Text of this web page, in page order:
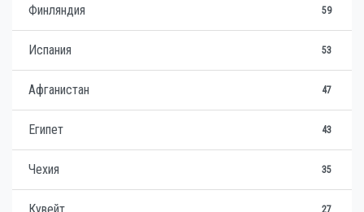
Финляндия 59
Испания 53
Афганистан 47
Египет 43
Чехия 35